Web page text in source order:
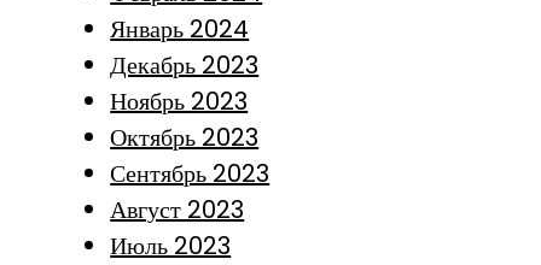
Январь 2024
Декабрь 2023
Ноябрь 2023
Октябрь 2023
Сентябрь 2023
Август 2023
Июль 2023